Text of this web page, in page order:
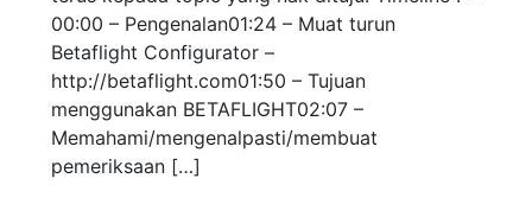
00:00 – Pengenalan01:24 – Muat turun
Betaflight Configurator –
http://betaflight.com01:50 – Tujuan
menggunakan BETAFLIGHT02:07 –
Memahami/mengenalpasti/membuat
pemeriksaan […]